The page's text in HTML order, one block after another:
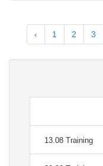
‹ 1 2 3
13.08 Training